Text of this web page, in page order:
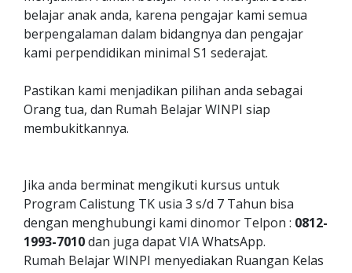
belajar anak anda, karena pengajar kami semua
berpengalaman dalam bidangnya dan pengajar
kami perpendidikan minimal S1 sederajat.
Pastikan kami menjadikan pilihan anda sebagai
Orang tua, dan Rumah Belajar WINPI siap
membukitkannya.
Jika anda berminat mengikuti kursus untuk
Program Calistung TK usia 3 s/d 7 Tahun bisa
dengan menghubungi kami dinomor Telpon : 0812-
1993-7010dan juga dapat VIA WhatsApp.
Rumah Belajar WINPI menyediakan Ruangan Kelas